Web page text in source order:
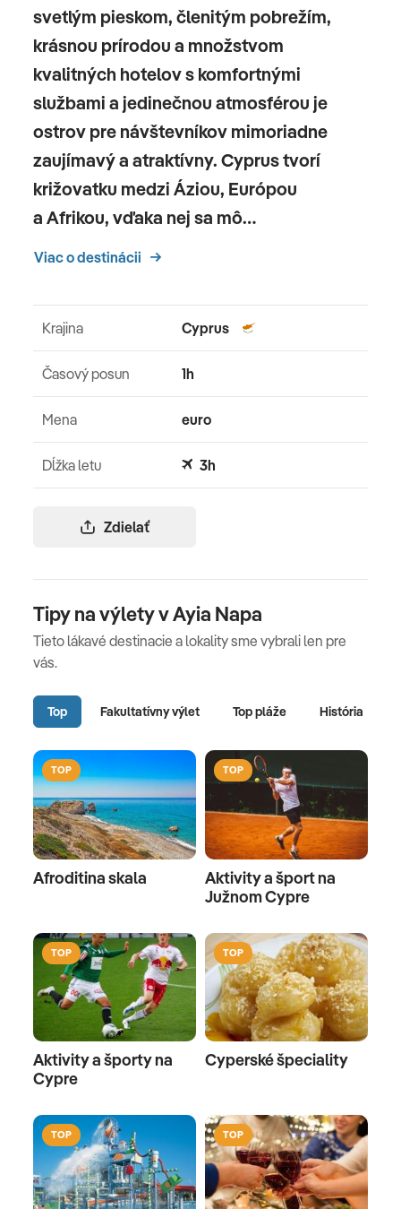
svetlým pieskom, členitým pobrežím,
krásnou prírodou a množstvom
kvalitných hotelov s komfortnými
službami a jedinečnou atmosférou je
ostrov pre návštevníkov mimoriadne
zaujímavý a atraktívny. Cyprus tvorí
križovatku medzi Áziou, Európou
a Afrikou, vďaka nej sa mô…
Viac o destinácii
Zdielať
Krajina Cyprus
Časový posun 1h
Mena euro
Dĺžka letu 3h
Tipy na výlety v Ayia Napa
Tieto lákavé destinacie a lokality sme vybrali len pre
vás.
Top Fakultatívny výlet Top pláže História
TOP
Afroditina skala
TOP
Aktivity a šport na
Južnom Cypre
TOP
Aktivity a športy na
Cypre
TOP
Cyperské špeciality
TOP TOP